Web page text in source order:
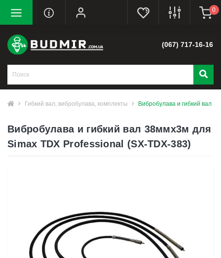
0
(067) 717-16-16
Гибкий вал, вибробулава, комплекты Вибробулава и гибкий вал
Вибробулава и гибкий вал 38ммх3м для
Simax TDX Professional (SX-TDX-383)